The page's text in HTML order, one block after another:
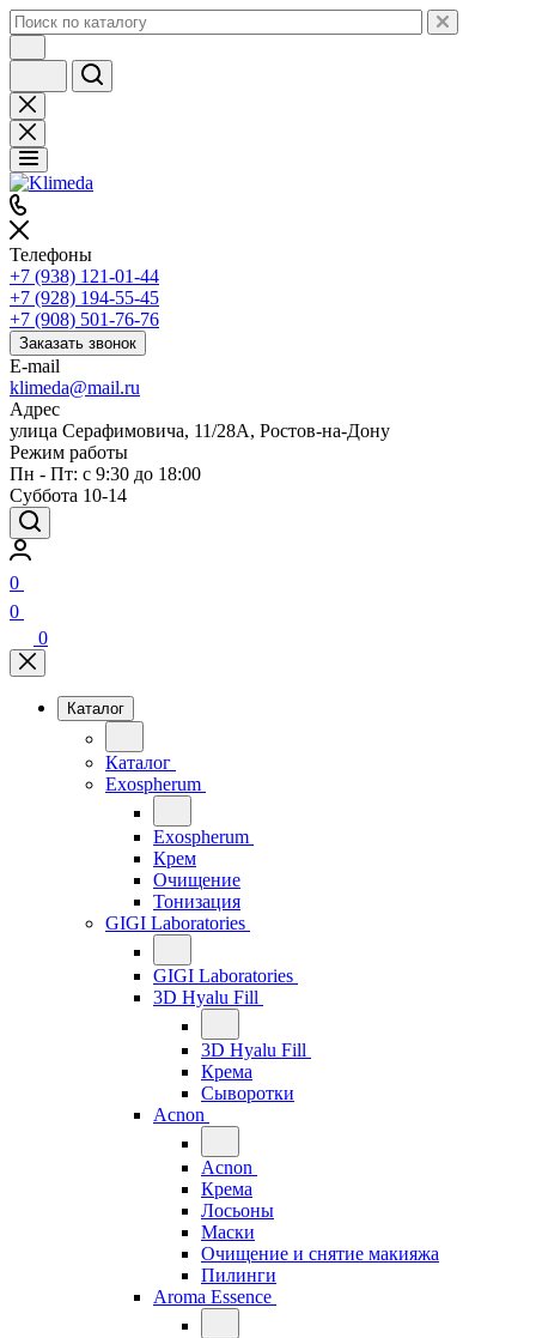
Телефоны
+7 (938) 121-01-44
+7 (928) 194-55-45
+7 (908) 501-76-76
Заказать звонок
E-mail
klimeda@mail.ru
Адрес
улица Серафимовича, 11/28А, Ростов-на-Дону
Режим работы
Пн - Пт: с 9:30 до 18:00
Суббота 10-14
0
0
0
Каталог
Каталог
Exospherum
Exospherum
Крем
Очищение
Тонизация
GIGI Laboratories
GIGI Laboratories
3D Hyalu Fill
3D Hyalu Fill
Крема
Сыворотки
Acnon
Acnon
Крема
Лосьоны
Маски
Очищение и снятие макияжа
Пилинги
Aroma Essence